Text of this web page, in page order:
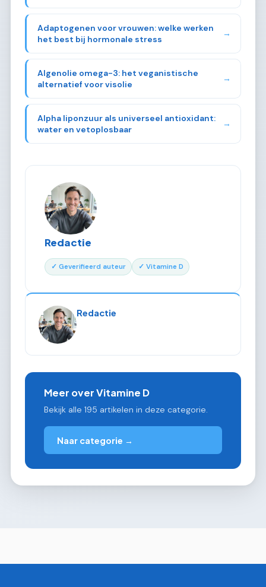
Adaptogenen voor vrouwen: welke werken
het best bij hormonale stress
→
Algenolie omega-3: het veganistische
alternatief voor visolie
→
Alpha liponzuur als universeel antioxidant:
water en vetoplosbaar
→
Redactie
✓ Geverifieerd auteur ✓ Vitamine D
Redactie
Meer over Vitamine D
Bekijk alle 195 artikelen in deze categorie.
Naar categorie →